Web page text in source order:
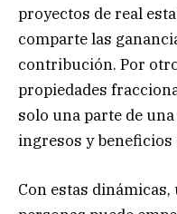
proyectos de real
comparte las
contribución. Por
propiedades
solo una parte de
ingresos y
Con estas